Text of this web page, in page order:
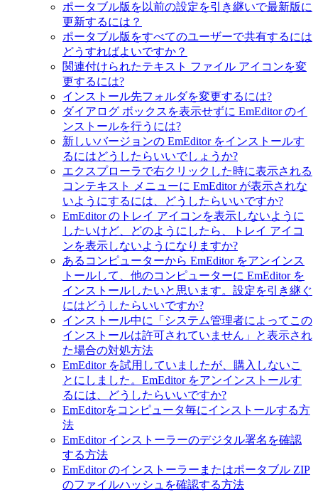
ポータブル版を以前の設定を引き継いで最新版に
更新するには？
ポータブル版をすべてのユーザーで共有するには
どうすればよいですか？
関連付けられたテキスト ファイル アイコンを変
更するには?
インストール先フォルダを変更するには?
ダイアログ ボックスを表示せずに EmEditor のイ
ンストールを行うには?
新しいバージョンの EmEditor をインストールす
るにはどうしたらいいでしょうか?
エクスプローラで右クリックした時に表示される
コンテキスト メニューに EmEditor が表示されな
いようにするには、どうしたらいいですか?
EmEditor のトレイ アイコンを表示しないように
したいけど、どのようにしたら、トレイ アイコ
ンを表示しないようになりますか?
あるコンピューターから EmEditor をアンインス
トールして、他のコンピューターに EmEditor を
インストールしたいと思います。設定を引き継ぐ
にはどうしたらいいですか?
インストール中に「システム管理者によってこの
インストールは許可されていません」と表示され
た場合の対処方法
EmEditor を試用していましたが、購入しないこ
とにしました。EmEditor をアンインストールす
るには、どうしたらいいですか?
EmEditorをコンピュータ毎にインストールする方
法
EmEditor インストーラーのデジタル署名を確認
する方法
EmEditor のインストーラーまたはポータブル ZIP
のファイルハッシュを確認する方法